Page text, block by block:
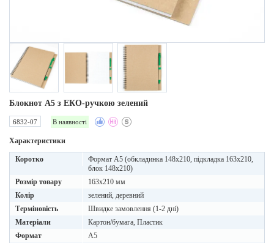
Блокнот A5 з ЕКО-ручкою зелений
6832-07 В наявності
Характеристики
Коротко
Формат А5 (обкладинка 148х210, підкладка 163х210,
блок 148х210)
Розмір товару
163х210 мм
Колір
зелений, деревний
Терміновість
Швидке замовлення (1-2 дні)
Матеріали
Картон/бумага, Пластик
Формат
A5